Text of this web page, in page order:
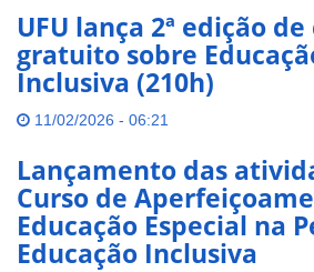
UFU lança 2ª edição
gratuito sobre
Inclusiva (210h)
11/02/2026 - 06:21
Lançamento das
Curso de
Educação Especial na
Educação Inclusiva